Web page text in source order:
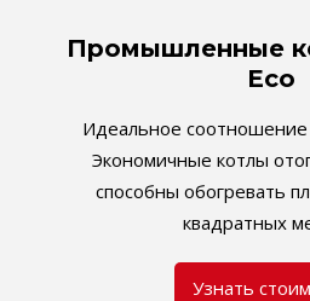
Промышленные
Eco
Идеальное соотношение
Экономичные котлы
способны обогревать
квадратных
Узнать